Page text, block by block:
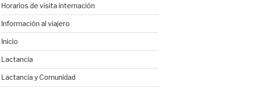
Horarios de visita internación
Información al viajero
Inicio
Lactancia
Lactancia y Comunidad